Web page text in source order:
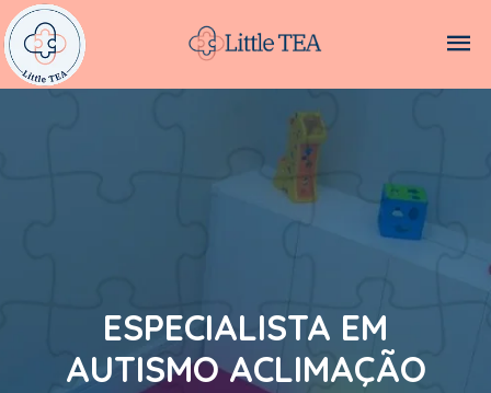
ESPECIALISTA EM
AUTISMO ACLIMAÇÃO